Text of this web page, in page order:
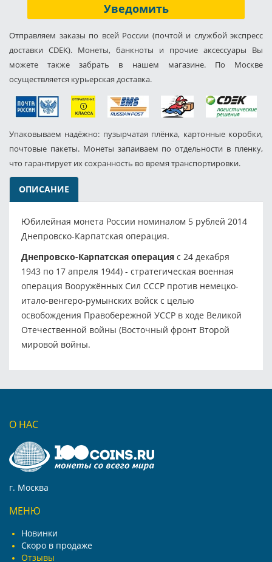
Уведомить
Отправляем заказы по всей России (почтой и службой экспресс
доставки CDEK). Монеты, банкноты и прочие аксессуары Вы
можете также забрать в нашем магазине. По Москве
осуществляется курьерская доставка.
Упаковываем надёжно: пузырчатая плёнка, картонные коробки,
почтовые пакеты. Монеты запаиваем по отдельности в пленку,
что гарантирует их сохранность во время транспортировки.
ОПИСАНИЕ
Юбилейная монета России номиналом 5 рублей 2014
Днепровско-Карпатская операция.
Днепровско-Карпатская операция с 24 декабря
1943 по 17 апреля 1944) - стратегическая военная
операция Вооружённых Сил СССР против немецко-
итало-венгеро-румынских войск с целью
освобождения Правобережной УССР в ходе Великой
Отечественной войны (Восточный фронт Второй
мировой войны.
О НАС
г. Москва
МЕНЮ
Новинки
Скоро в продаже
Отзывы